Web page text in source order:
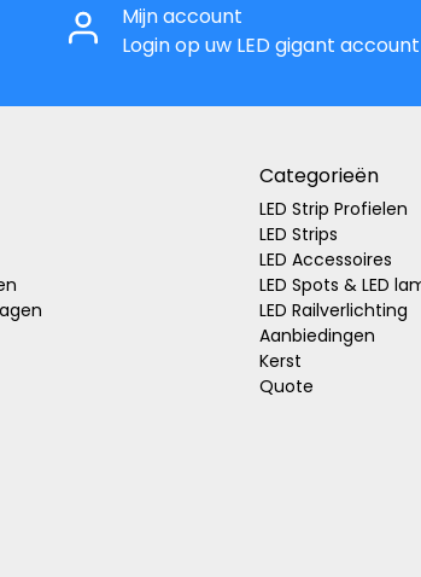
Mijn account
Login op uw LED gigant account
Categorieën
LED Strip Profielen
LED Strips
LED Accessoires
LED Spots & LED
LED Railverlichting
Aanbiedingen
Kerst
Quote